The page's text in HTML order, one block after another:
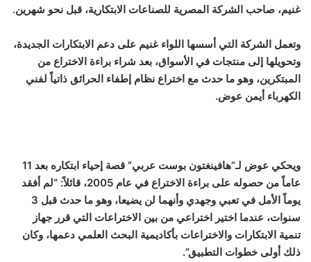
غنيم، صاحب الشركة المصرية للصناعات الابتكارية، قبل نحو شهرين.
وتعمل الشركة التي أسسها اللواء غنيم على دعم الابتكارات الجديدة،
وتحويلها إلى منتجات في الأسواق، بعد شراء براءة الاختراع من
المبتكرين، وهو ما حدث مع اختراع نظام إطفاء الحرائق ذاتياً لفني
الكهرباء أيمن عوض.
ويحكي عوض لـ”هافينغتون بوست عربي” قصة إحياء ابتكاره بعد 11
عاماً من حصوله على براءة الاختراع في عام 2005، قائلاً: “لم أفقد
يوماً الأمل في تعبي وجهدي وأنهما لن يضيعا، وهو ما حدث قبل 3
سنوات، عندما اختير اختراعي من بين الاختراعات التي قرر جهاز
تنمية الابتكارات والاختراعات بأكاديمية البحث العلمي دعمها، وكان
ذلك أولى خطوات التطبيق”.